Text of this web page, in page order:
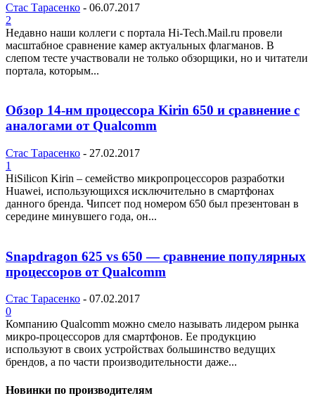
Стас Тарасенко - 06.07.2017
2
Недавно наши коллеги с портала Hi-Tech.Mail.ru провели
масштабное сравнение камер актуальных флагманов. В
слепом тесте участвовали не только обзорщики, но и читатели
портала, которым...
Обзор 14-нм процессора Kirin 650 и сравнение с
аналогами от Qualcomm
Стас Тарасенко - 27.02.2017
1
HiSilicon Kirin – семейство микропроцессоров разработки
Huawei, использующихся исключительно в смартфонах
данного бренда. Чипсет под номером 650 был презентован в
середине минувшего года, он...
Snapdragon 625 vs 650 — сравнение популярных
процессоров от Qualcomm
Стас Тарасенко - 07.02.2017
0
Компанию Qualcomm можно смело называть лидером рынка
микро-процессоров для смартфонов. Ее продукцию
используют в своих устройствах большинство ведущих
брендов, а по части производительности даже...
Новинки по производителям